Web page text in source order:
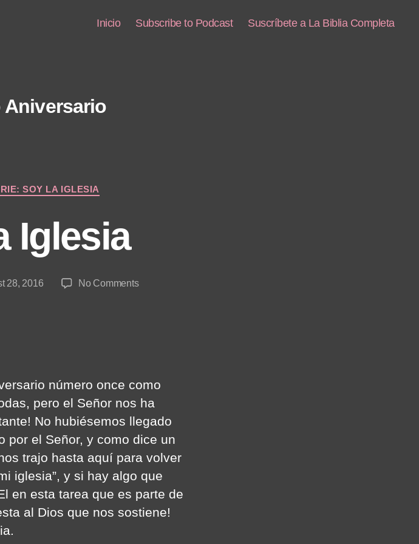
Inicio Subscribe to Podcast Suscríbete a La Biblia Completa
Aniversario
Categories
SOY LA IGLESIA
Iglesia
28, 2016 No Commentson
número once como
pero el Señor nos ha
No hubiésemos llegado
por el Señor, y como dice un
trajo hasta aquí para volver
iglesia”, y si hay algo que
en esta tarea que es parte de
al Dios que nos sostiene!